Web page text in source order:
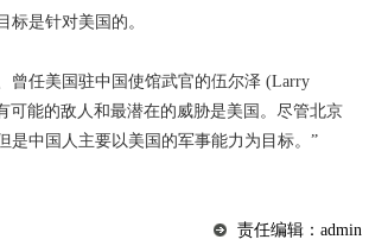
是针对美国的。
曾任美国驻中国使馆武官的伍尔泽 (Larry
可能的敌人和最潜在的威胁是美国。尽管北京
是中国人主要以美国的军事能力为目标。”
责任编辑：admin